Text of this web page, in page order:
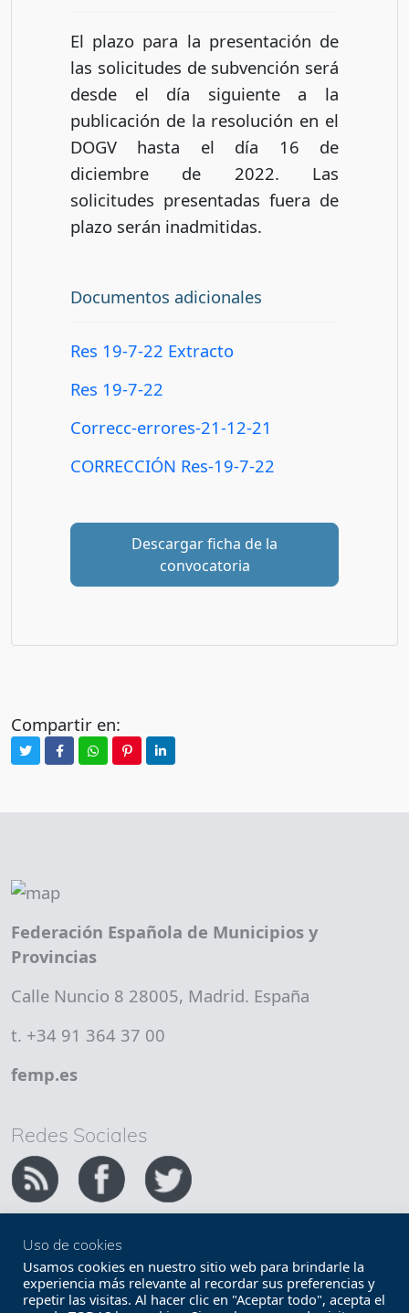
El plazo para la presentación de
las solicitudes de subvención será
desde el día siguiente a la
publicación de la resolución en el
DOGV hasta el día 16 de
diciembre de 2022. Las
solicitudes presentadas fuera de
plazo serán inadmitidas.
Documentos adicionales
Res 19-7-22 Extracto
Res 19-7-22
Correcc-errores-21-12-21
CORRECCIÓN Res-19-7-22
Descargar ficha de la
convocatoria
Compartir en:
Federación Española de Municipios y
Provincias
Calle Nuncio 8 28005, Madrid. España
t. +34 91 364 37 00
femp.es
Redes Sociales
Copyright FEMP
Accesibilidad
Términos legales
Política de privacidad
Uso de cookies
Usamos cookies en nuestro sitio web para brindarle la
experiencia más relevante al recordar sus preferencias y
repetir las visitas. Al hacer clic en "Aceptar todo", acepta el